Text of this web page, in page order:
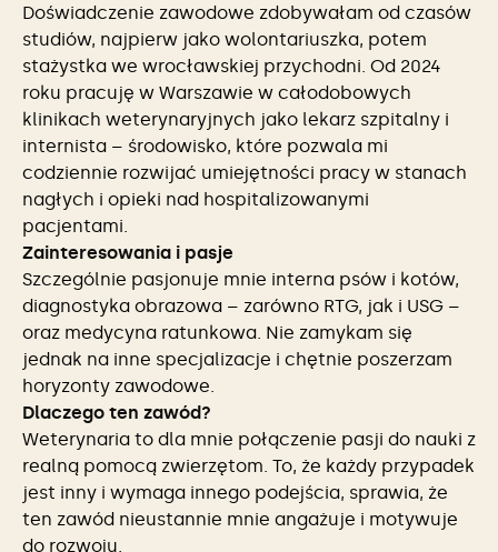
Doświadczenie zawodowe zdobywałam od czasów
studiów, najpierw jako wolontariuszka, potem
stażystka we wrocławskiej przychodni. Od 2024
roku pracuję w Warszawie w całodobowych
klinikach weterynaryjnych jako lekarz szpitalny i
internista – środowisko, które pozwala mi
codziennie rozwijać umiejętności pracy w stanach
nagłych i opieki nad hospitalizowanymi
pacjentami.
Zainteresowania i pasje
Szczególnie pasjonuje mnie interna psów i kotów,
diagnostyka obrazowa – zarówno RTG, jak i USG –
oraz medycyna ratunkowa. Nie zamykam się
jednak na inne specjalizacje i chętnie poszerzam
horyzonty zawodowe.
Dlaczego ten zawód?
Weterynaria to dla mnie połączenie pasji do nauki z
realną pomocą zwierzętom. To, że każdy przypadek
jest inny i wymaga innego podejścia, sprawia, że
ten zawód nieustannie mnie angażuje i motywuje
do rozwoju.